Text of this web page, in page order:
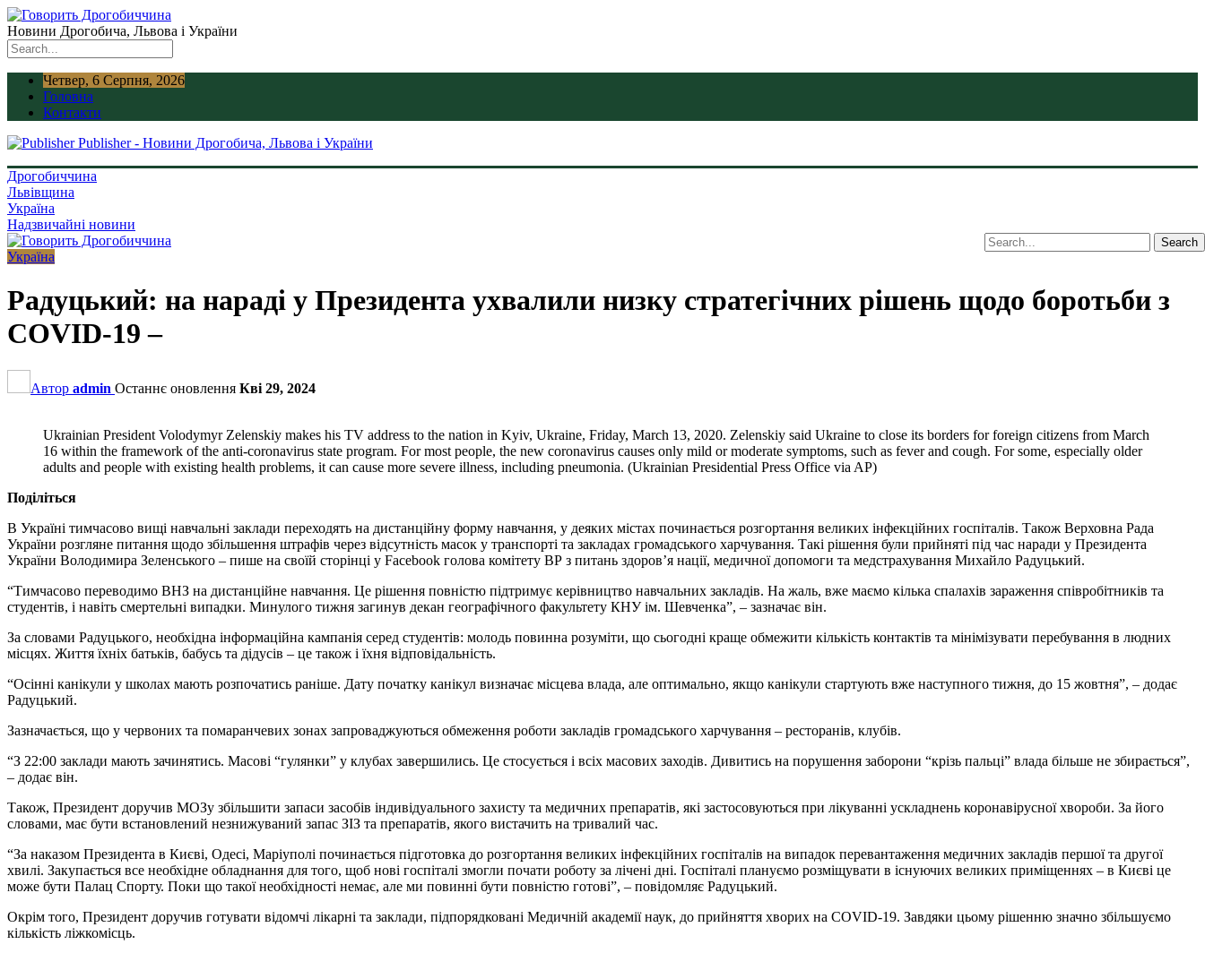
Новини Дрогобича, Львова і України
Четвер, 6 Серпня, 2026
Головна
Контакти
Publisher - Новини Дрогобича, Львова і України
Дрогобиччина
Львівщина
Україна
Надзвичайні новини
Україна
Радуцький: на нараді у Президента ухвалили низку стратегічних рішень щодо боротьби з
СOVID-19 –
Автор admin Останнє оновлення Кві 29, 2024
Ukrainian President Volodymyr Zelenskiy makes his TV address to the nation in Kyiv, Ukraine, Friday, March 13, 2020. Zelenskiy said Ukraine to close its borders for foreign citizens from March
16 within the framework of the anti-coronavirus state program. For most people, the new coronavirus causes only mild or moderate symptoms, such as fever and cough. For some, especially older
adults and people with existing health problems, it can cause more severe illness, including pneumonia. (Ukrainian Presidential Press Office via AP)
Поділіться
В Україні тимчасово вищі навчальні заклади переходять на дистанційну форму навчання, у деяких містах починається розгортання великих інфекційних госпіталів. Також Верховна Рада
України розгляне питання щодо збільшення штрафів через відсутність масок у транспорті та закладах громадського харчування. Такі рішення були прийняті під час наради у Президента
України Володимира Зеленського – пише на своїй сторінці у Facebook голова комітету ВР з питань здоров’я нації, медичної допомоги та медстрахування Михайло Радуцький.
“Тимчасово переводимо ВНЗ на дистанційне навчання. Це рішення повністю підтримує керівництво навчальних закладів. На жаль, вже маємо кілька спалахів зараження співробітників та
студентів, і навіть смертельні випадки. Минулого тижня загинув декан географічного факультету КНУ ім. Шевченка”, – зазначає він.
За словами Радуцького, необхідна інформаційна кампанія серед студентів: молодь повинна розуміти, що сьогодні краще обмежити кількість контактів та мінімізувати перебування в людних
місцях. Життя їхніх батьків, бабусь та дідусів – це також і їхня відповідальність.
“Осінні канікули у школах мають розпочатись раніше. Дату початку канікул визначає місцева влада, але оптимально, якщо канікули стартують вже наступного тижня, до 15 жовтня”, – додає
Радуцький.
Зазначається, що у червоних та помаранчевих зонах запроваджуються обмеження роботи закладів громадського харчування – ресторанів, клубів.
“З 22:00 заклади мають зачинятись. Масові “гулянки” у клубах завершились. Це стосується і всіх масових заходів. Дивитись на порушення заборони “крізь пальці” влада більше не збирається”,
– додає він.
Також, Президент доручив МОЗу збільшити запаси засобів індивідуального захисту та медичних препаратів, які застосовуються при лікуванні ускладнень коронавірусної хвороби. За його
словами, має бути встановлений незнижуваний запас ЗІЗ та препаратів, якого вистачить на тривалий час.
“За наказом Президента в Києві, Одесі, Маріуполі починається підготовка до розгортання великих інфекційних госпіталів на випадок перевантаження медичних закладів першої та другої
хвилі. Закупається все необхідне обладнання для того, щоб нові госпіталі змогли почати роботу за лічені дні. Госпіталі плануємо розміщувати в існуючих великих приміщеннях – в Києві це
може бути Палац Спорту. Поки що такої необхідності немає, але ми повинні бути повністю готові”, – повідомляє Радуцький.
Окрім того, Президент доручив готувати відомчі лікарні та заклади, підпорядковані Медичній академії наук, до прийняття хворих на СOVID-19. Завдяки цьому рішенню значно збільшуємо
кількість ліжкомісць.